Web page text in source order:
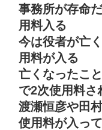
事務所が存命
用料入る
今は役者が亡
用料が入る
亡くなったこ
で2次使用料さ
渡瀬恒彦や田
使用料が入っ